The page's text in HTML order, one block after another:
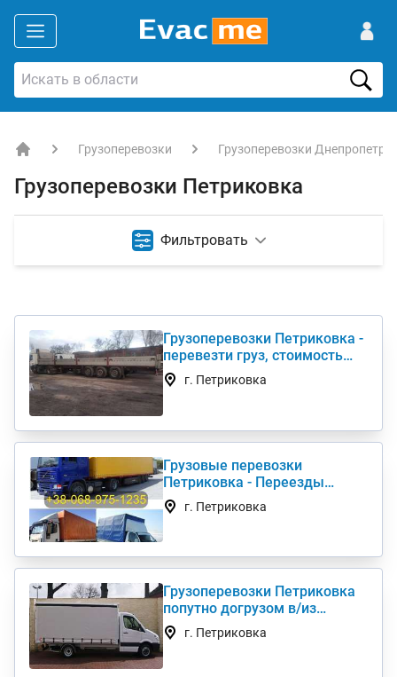
Грузоперевозки Грузоперевозки
Грузоперевозки Петриковка
Фильтровать
Грузоперевозки Петриковка -
перевезти груз, стоимость
услуги недорого
г. Петриковка
Грузовые перевозки
Петриковка - Переезды
Грузчики Фура Газель
г. Петриковка
Грузоперевозки Петриковка
попутно догрузом в/из
Киев(а) по Украине (нал,б/н)
г. Петриковка